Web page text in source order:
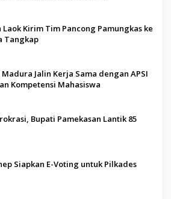
Laok Kirim Tim Pancong Pamungkas ke
Tangkap
Jalin Kerja Sama dengan APSI
Kompetensi Mahasiswa
Bupati Pamekasan Lantik 85
Siapkan E-Voting untuk Pilkades